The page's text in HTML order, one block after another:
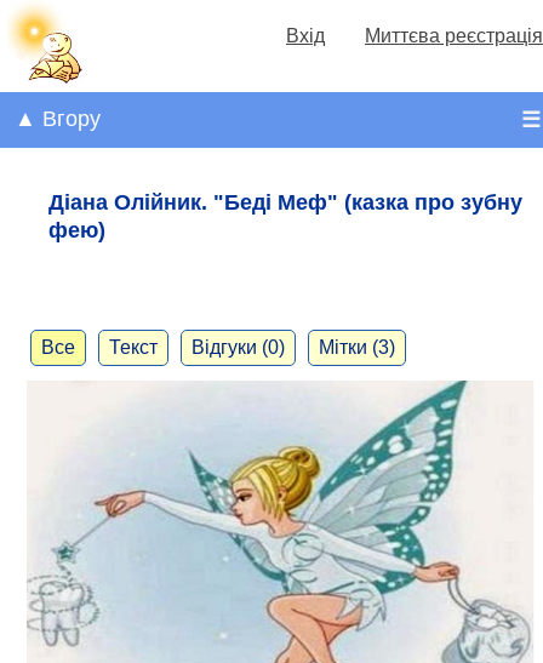
Вхід Миттєва реєстрація
☰
▲ Вгору
Діана Олійник. "Беді Меф" (казка про зубну
фею)
Все Текст Відгуки (0) Мітки (3)